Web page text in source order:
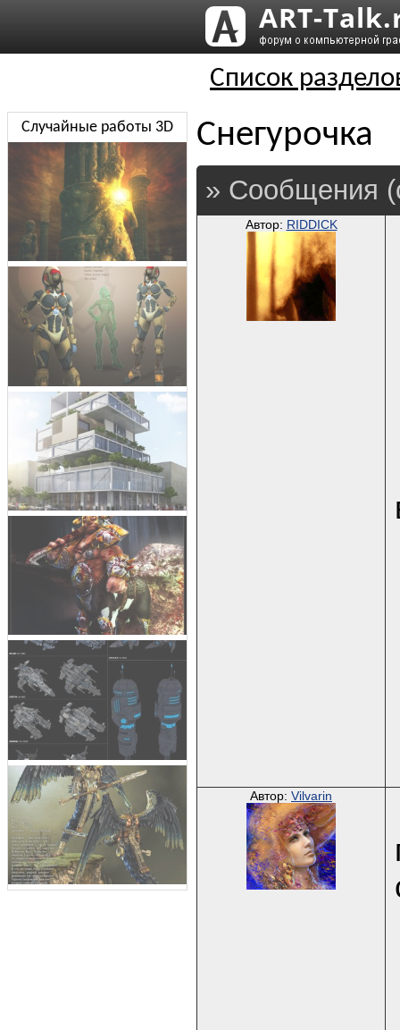
Список
Снегурочка
» Сообщения
Автор: RIDDICK
Автор: Vilvarin
Случайные работы 3D